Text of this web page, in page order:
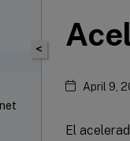
<
April 9,
El